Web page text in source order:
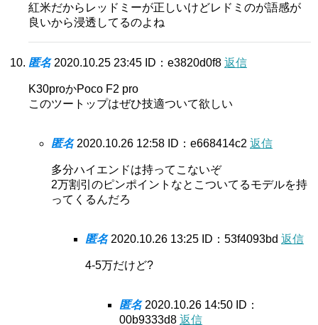
紅米だからレッドミーが正しいけどレドミのが語感が
良いから浸透してるのよね
匿名 2020.10.25 23:45 ID：e3820d0f8 返信
K30proかPoco F2 pro
このツートップはぜひ技適ついて欲しい
匿名 2020.10.26 12:58 ID：e668414c2 返信
多分ハイエンドは持ってこないぞ
2万割引のピンポイントなとこついてるモデルを持
ってくるんだろ
匿名 2020.10.26 13:25 ID：53f4093bd 返信
4-5万だけど?
匿名 2020.10.26 14:50 ID：
00b9333d8 返信